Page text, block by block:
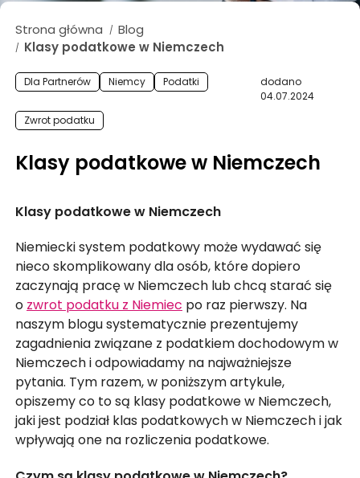
ODZYSKANIE CZEKU Z ANGLII
FAQ
SŁOWNIK
DLA FIRM
BLOG
KONTAKT
Strona główna / Blog
/ Klasy podatkowe w Niemczech
Dla Partnerów Niemcy Podatki
Zwrot podatku
dodano
04.07.2024
Klasy podatkowe w Niemczech
Klasy podatkowe w Niemczech
Niemiecki system podatkowy może wydawać się
nieco skomplikowany dla osób, które dopiero
zaczynają pracę w Niemczech lub chcą starać się
o zwrot podatku z Niemiec po raz pierwszy. Na
naszym blogu systematycznie prezentujemy
zagadnienia związane z podatkiem dochodowym w
Niemczech i odpowiadamy na najważniejsze
pytania. Tym razem, w poniższym artykule,
opiszemy co to są klasy podatkowe w Niemczech,
jaki jest podział klas podatkowych w Niemczech i jak
wpływają one na rozliczenia podatkowe.